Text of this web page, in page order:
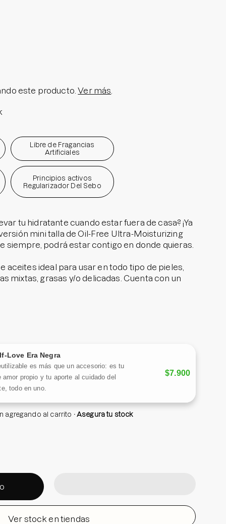
este producto.Ver más
Libre de Fragancias
Artificiales
Principios activos
Regularizador Del Sebo
tu hidratante cuando estar fuera de casa? ¡Ya
mini talla de Oil-Free Ultra-Moisturizing
siempre, podrá estar contigo en donde quieras.
aceites ideal para usar en todo tipo de pieles,
mixtas, grasas y/o delicadas. Cuenta con un
Love Era Negra
es más que un accesorio: es tu
amor propio y tu aporte al cuidado del
todo en uno.
$7.900
agregando al carrito Asegura tu stock
Ver stock en tiendas